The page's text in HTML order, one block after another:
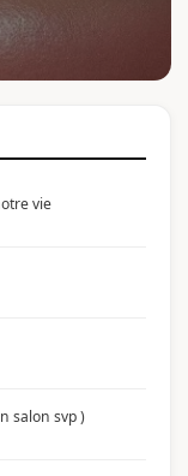
vie
salon svp )